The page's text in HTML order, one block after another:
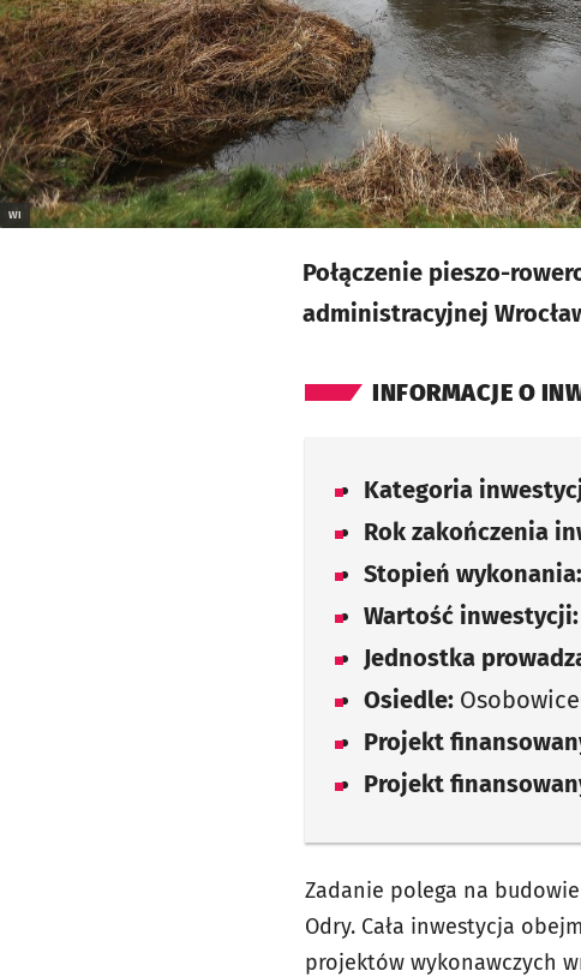
WI
Połączenie pieszo-
administracyjnej
INFORMACJE O
Kategoria
Rok zakończenia
Stopień wykonania:
Wartość inwestycji:
Jednostka
Osiedle:
Projekt
Projekt
Zadanie polega na
Odry. Cała inwestycja
projektów wykonawczych